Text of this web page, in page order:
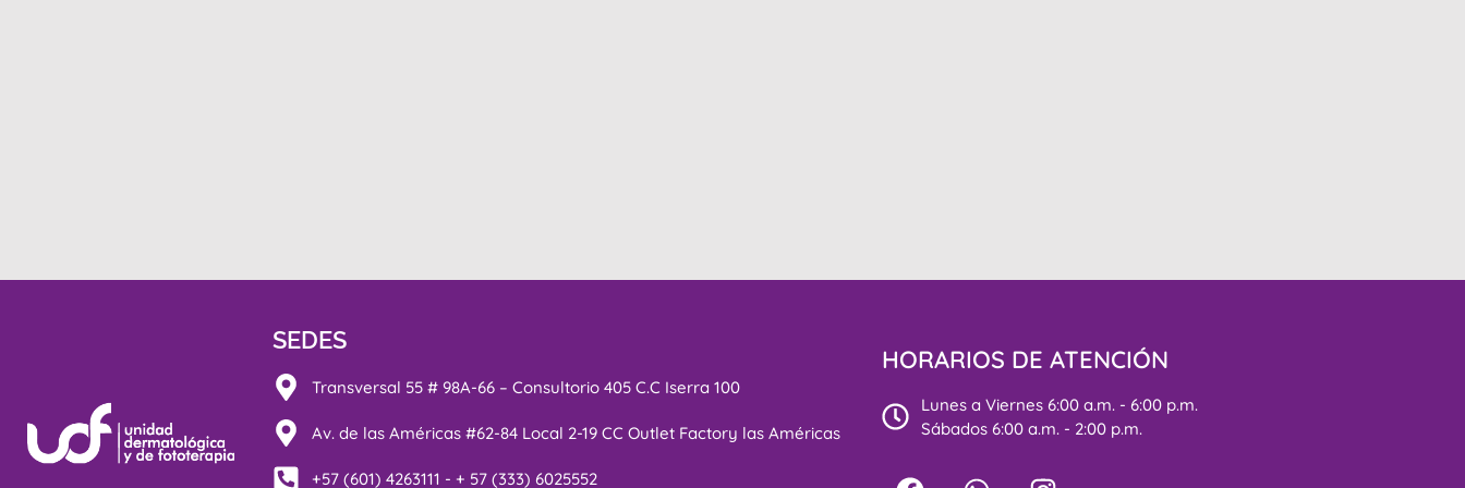
SEDES
Transversal 55 # 98A-66 – Consultorio 405 C.C Iserra 100
Av. de las Américas #62-84 Local 2-19 CC Outlet Factory las Américas
+57 (601) 4263111 - + 57 (333) 6025552
HORARIOS DE ATENCIÓN
Lunes a Viernes 6:00 a.m. - 6:00 p.m.
Sábados 6:00 a.m. - 2:00 p.m.